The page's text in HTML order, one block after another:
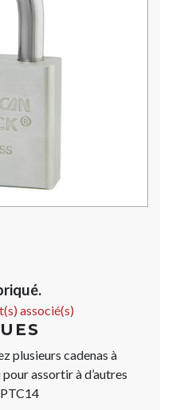
associé(s)
plusieurs cadenas à
assortir à d’autres